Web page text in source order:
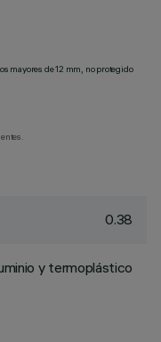
mayores de 12 mm, no protegido
0.38
y termoplástico